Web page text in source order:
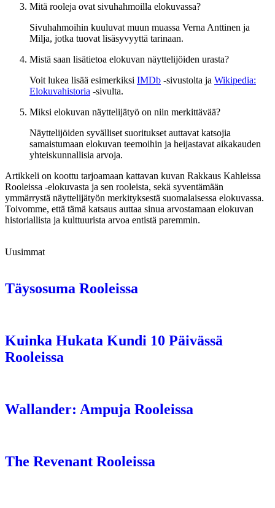
Mitä rooleja ovat sivuhahmoilla elokuvassa?
Sivuhahmoihin kuuluvat muun muassa Verna Anttinen ja
Milja, jotka tuovat lisäsyvyyttä tarinaan.
Mistä saan lisätietoa elokuvan näyttelijöiden urasta?
Voit lukea lisää esimerkiksi IMDb -sivustolta ja Wikipedia:
Elokuvahistoria -sivulta.
Miksi elokuvan näyttelijätyö on niin merkittävää?
Näyttelijöiden syvälliset suoritukset auttavat katsojia
samaistumaan elokuvan teemoihin ja heijastavat aikakauden
yhteiskunnallisia arvoja.
Artikkeli on koottu tarjoamaan kattavan kuvan Rakkaus Kahleissa
Rooleissa -elokuvasta ja sen rooleista, sekä syventämään
ymmärrystä näyttelijätyön merkityksestä suomalaisessa elokuvassa.
Toivomme, että tämä katsaus auttaa sinua arvostamaan elokuvan
historiallista ja kulttuurista arvoa entistä paremmin.
Uusimmat
Täysosuma Rooleissa
Kuinka Hukata Kundi 10 Päivässä
Rooleissa
Wallander: Ampuja Rooleissa
The Revenant Rooleissa